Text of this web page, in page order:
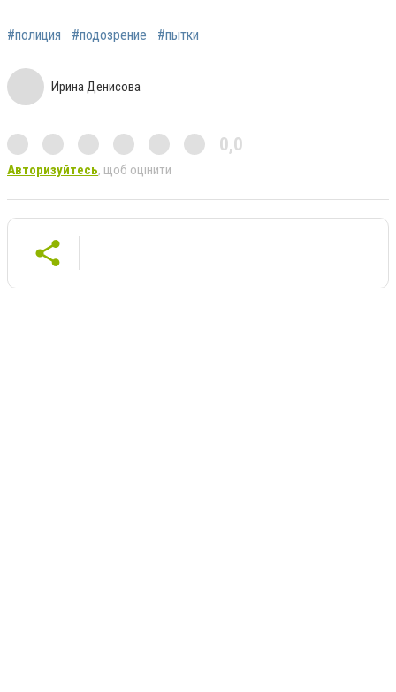
#полиция #подозрение #пытки
Ирина Денисова
0,0
Авторизуйтесь, щоб оцінити